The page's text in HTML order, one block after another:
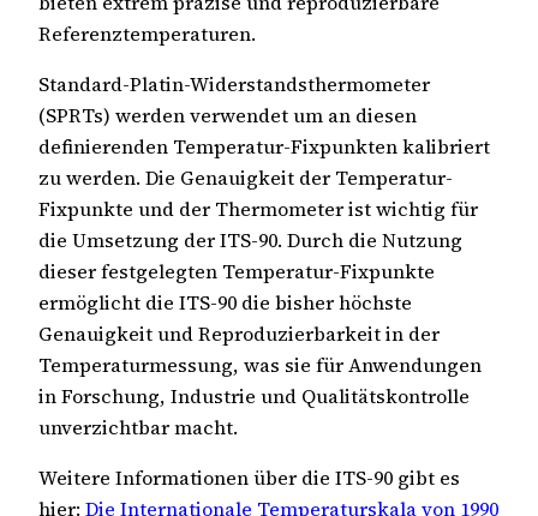
Referenztemperaturen.
Standard-Platin-Widerstandsthermometer
(SPRTs) werden verwendet um an diesen
definierenden Temperatur-Fixpunkten kalibriert
zu werden. Die Genauigkeit der Temperatur-
Fixpunkte und der Thermometer ist wichtig für
die Umsetzung der ITS-90. Durch die Nutzung
dieser festgelegten Temperatur-Fixpunkte
ermöglicht die ITS-90 die bisher höchste
Genauigkeit und Reproduzierbarkeit in der
Temperaturmessung, was sie für Anwendungen
in Forschung, Industrie und Qualitätskontrolle
unverzichtbar macht.
Weitere Informationen über die ITS-90 gibt es
hier: Die Internationale Temperaturskala von 1990